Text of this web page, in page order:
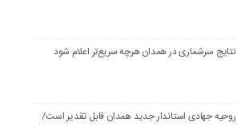
نتایج سرشماری در همدان هرچه سریع‌تر اعلام شود
روحیه جهادی استاندار جدید همدان قابل تقدیر است/